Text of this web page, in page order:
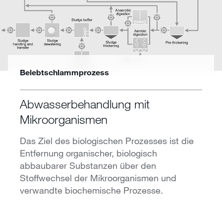
Belebtschlammprozess
Abwasserbehandlung mit
Mikroorganismen
Das Ziel des biologischen Prozesses ist die
Entfernung organischer, biologisch
abbaubarer Substanzen über den
Stoffwechsel der Mikroorganismen und
verwandte biochemische Prozesse.